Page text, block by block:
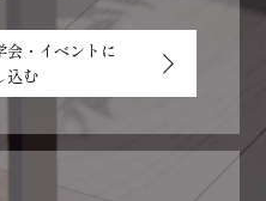
会・イベントに
込む